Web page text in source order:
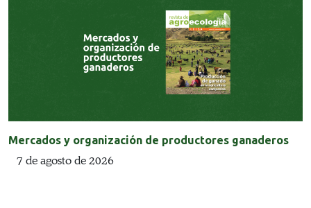
Mercados y organización de productores ganaderos
7 de agosto de 2026